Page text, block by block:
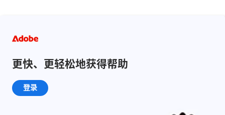
更快、更轻松地获得帮助
登录